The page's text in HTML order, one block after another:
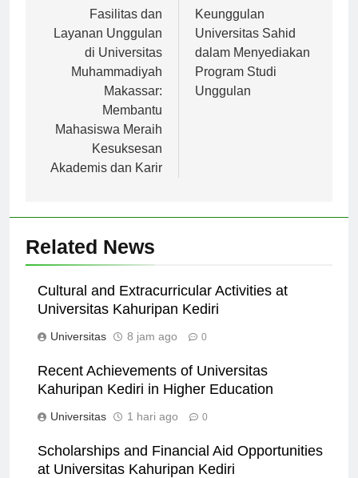
Fasilitas dan
Layanan Unggulan
di Universitas
Muhammadiyah
Makassar:
Membantu
Mahasiswa Meraih
Kesuksesan
Akademis dan Karir
Keunggulan
Universitas Sahid
dalam Menyediakan
Program Studi
Unggulan
Related News
Cultural and Extracurricular Activities at
Universitas Kahuripan Kediri
Universitas 8 jam ago 0
Recent Achievements of Universitas
Kahuripan Kediri in Higher Education
Universitas 1 hari ago 0
Scholarships and Financial Aid Opportunities
at Universitas Kahuripan Kediri